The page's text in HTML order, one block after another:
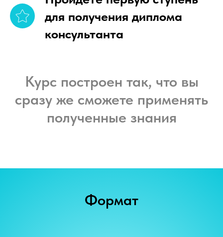
для получения диплома
консультанта
Курс построен так, что вы
сразу же сможете применять
полученные знания
Формат